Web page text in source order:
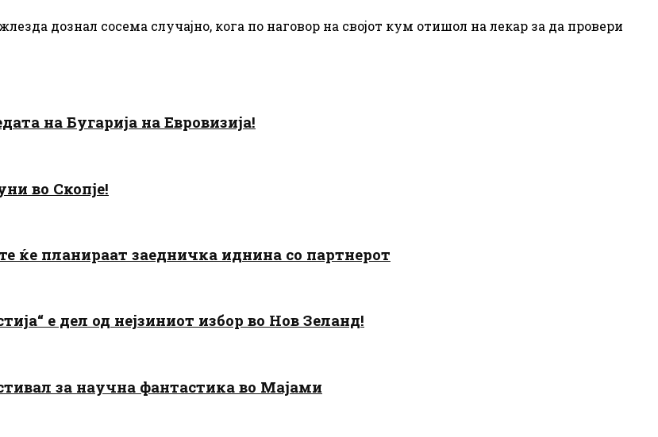
дознал сосема случајно, кога по наговор на својот кум отишол на лекар за да провери
на Бугарија на Евровизија!
во Скопје!
ќе планираат заедничка иднина со партнерот
е дел од нејзиниот избор во Нов Зеланд!
за научна фантастика во Мајами